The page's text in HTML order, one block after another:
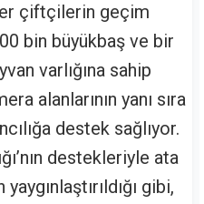
çiftçilerin geçim
bin büyükbaş ve bir
varlığına sahip
alanlarının yanı sıra
destek sağlıyor.
destekleriyle ata
gibi,